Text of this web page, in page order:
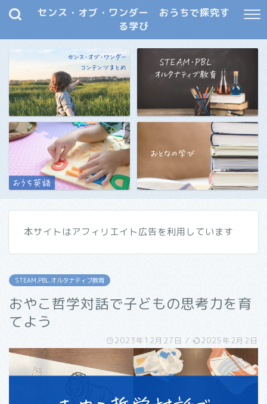
センス・オブ・ワンダー おうちで探究す
る学び
本サイトはアフィリエイト広告を利用しています
STEAM.PBL.オルタナティブ教育
おやこ哲学対話で子どもの思考力を育
てよう
2023年12月27日 / 2025年2月2日